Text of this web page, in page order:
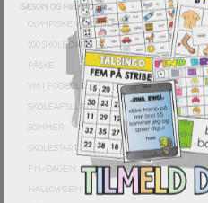
SÆSON OG HØJTIDER
OLYMPISKE VINTERLEGE
100 SKOLEDAGE
PÅSKE
VM I FODBOLD
SKOLEAFSLUTNING
SOMMER
SKOLESTART
FN-DAGEN
HALLOWEEN